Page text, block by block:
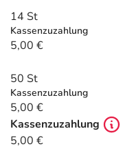
Tierapotheke
Vitamine &
Marken
Salus Deals
14 St
Kassenzuzahlung
5,00 €
50 St
Kassenzuzahlung
5,00 €
Kassenzuzahlung
5,00 €